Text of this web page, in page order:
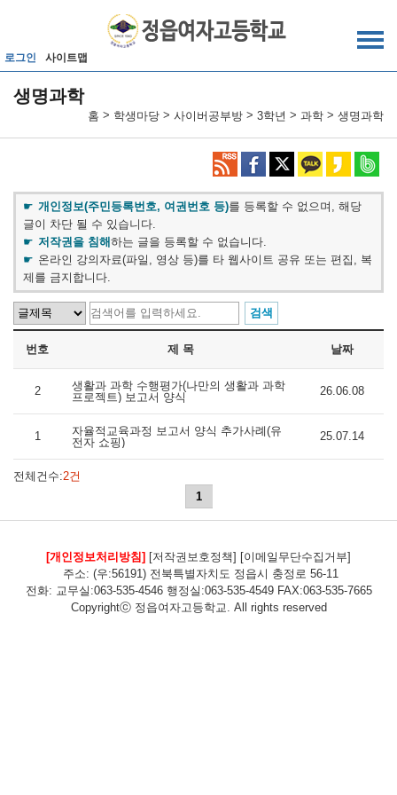
로그인 사이트맵
생명과학
홈 > 학생마당 > 사이버공부방 > 3학년 > 과학 > 생명과학
개인정보(주민등록번호, 여권번호 등)를 등록할 수 없으며, 해당
글이 차단 될 수 있습니다.
저작권을 침해하는 글을 등록할 수 없습니다.
온라인 강의자료(파일, 영상 등)를 타 웹사이트 공유 또는 편집, 복
제를 금지합니다.
번호 제 목 날짜
2
생활과 과학 수행평가(나만의 생활과 과학
프로젝트) 보고서 양식
26.06.08
1
자율적교육과정 보고서 양식 추가사례(유
전자 쇼핑)
25.07.14
전체건수:2건
1
[개인정보처리방침] [저작권보호정책] [이메일무단수집거부]
주소: (우:56191) 전북특별자치도 정읍시 충정로 56-11
전화: 교무실:063-535-4546 행정실:063-535-4549 FAX:063-535-7665
Copyrightⓒ 정읍여자고등학교. All rights reserved